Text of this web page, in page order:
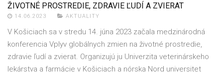
ŽIVOTNÉ PROSTREDIE, ZDRAVIE ĽUDÍ A ZVIERAT
14.06.2023 AKTUALITY
V Košiciach sa v stredu 14. júna 2023 začala medzinárodná
konferencia Vplyv globálnych zmien na životné prostredie,
zdravie ľudí a zvierat. Organizujú ju Univerzita veterinárskeho
lekárstva a farmácie v Košiciach a nórska Nord universitet